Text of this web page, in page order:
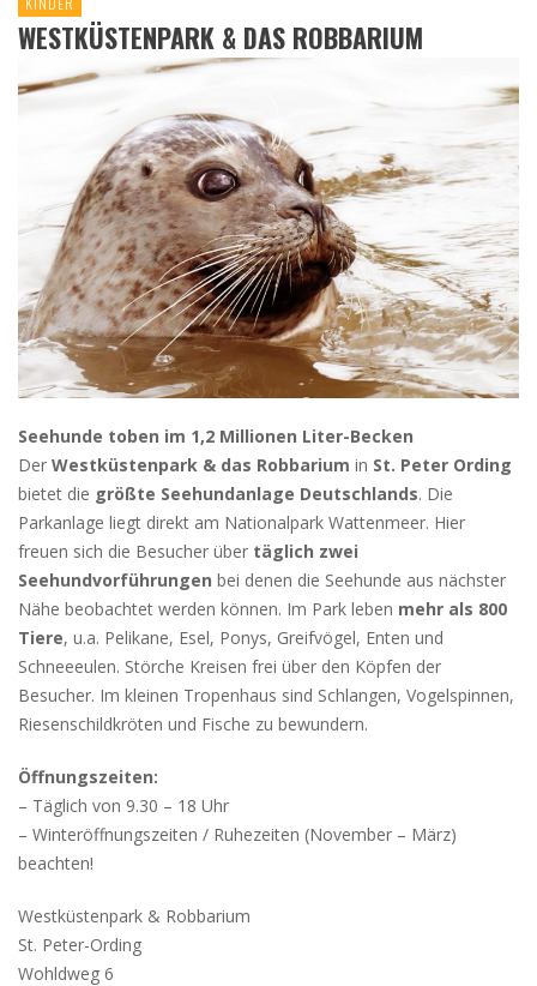
WESTKÜSTENPARK & DAS ROBBARIUM
Seehunde toben im 1,2 Millionen Liter-Becken
Der Westküstenpark & das Robbarium in St. Peter Ording
bietet die größte Seehundanlage Deutschlands. Die
Parkanlage liegt direkt am Nationalpark Wattenmeer. Hier
freuen sich die Besucher über täglich zwei
Seehundvorführungen bei denen die Seehunde aus nächster
Nähe beobachtet werden können. Im Park leben mehr als 800
Tiere, u.a. Pelikane, Esel, Ponys, Greifvögel, Enten und
Schneeeulen. Störche Kreisen frei über den Köpfen der
Besucher. Im kleinen Tropenhaus sind Schlangen, Vogelspinnen,
Riesenschildkröten und Fische zu bewundern.
Öffnungszeiten:
– Täglich von 9.30 – 18 Uhr
– Winteröffnungszeiten / Ruhezeiten (November – März)
beachten!
Westküstenpark & Robbarium
St. Peter-Ording
Wohldweg 6